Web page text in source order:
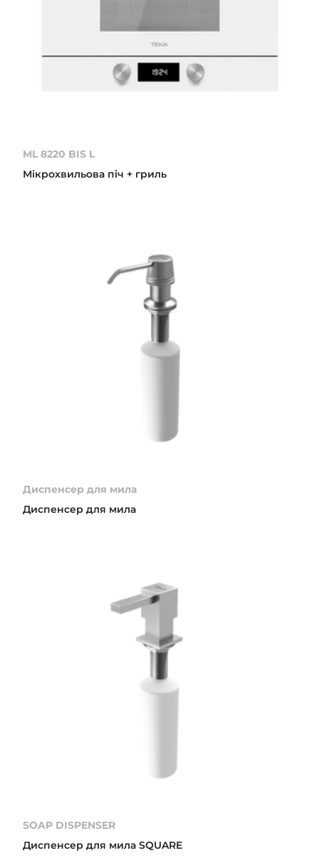
ML 8220 BIS L
Мікрохвильова піч + гриль
Диспенсер для мила
Диспенсер для мила
SOAP DISPENSER
Диспенсер для мила SQUARE